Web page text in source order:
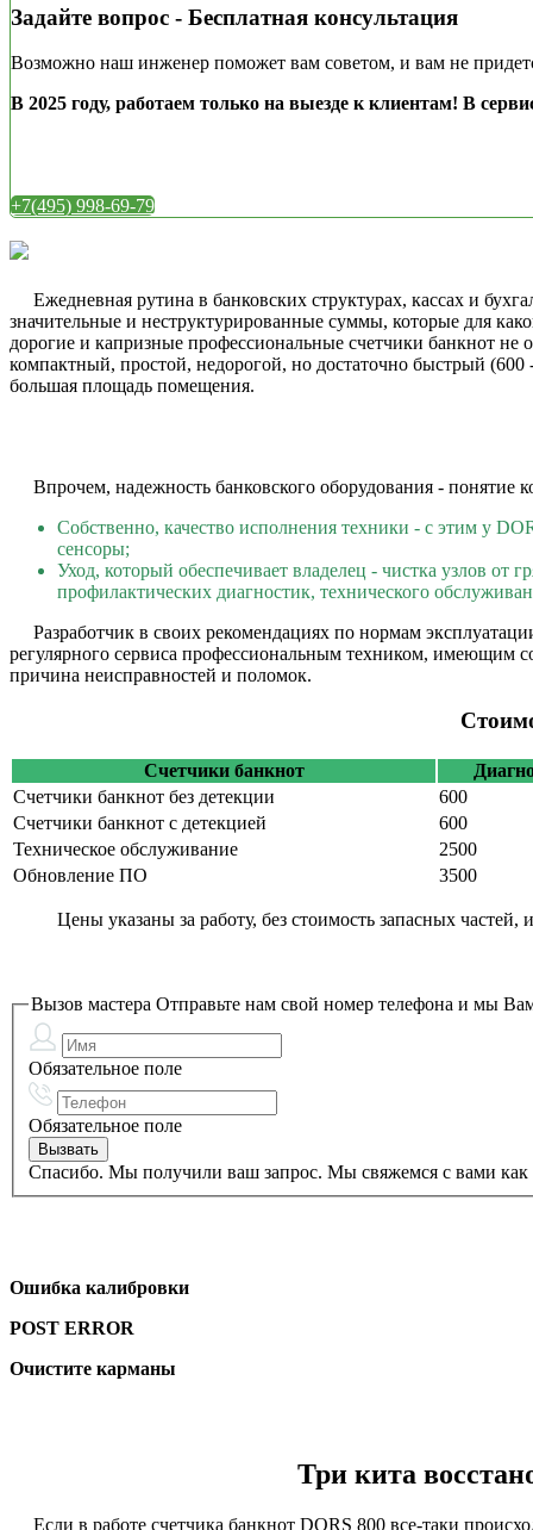
Задайте вопрос - Бесплатная консультация
Возможно наш инженер поможет вам советом, и вам не
В 2025 году, работаем только на выезде к клиентам! В
+7(495) 998-69-79
Ежедневная рутина в банковских структурах, кассах и
значительные и неструктурированные суммы, которые для
дорогие и капризные профессиональные счетчики банкнот
компактный, простой, недорогой, но достаточно быстрый
большая площадь помещения.
Впрочем, надежность банковского оборудования - понятие
Собственно, качество исполнения техники - с этим у
сенсоры;
Уход, который обеспечивает владелец - чистка узлов
профилактических диагностик, технического
Разработчик в своих рекомендациях по нормам
регулярного сервиса профессиональным техником, имеющим
причина неисправностей и поломок.
Счетчики банкнот
Счетчики банкнот без детекции
600
Счетчики банкнот с детекцией
600
Техническое обслуживание
2500
Обновление ПО
3500
Цены указаны за работу, без стоимость запасных
Вызов мастера Отправьте нам свой номер телефона и мы
Обязательное поле
Обязательное поле
Спасибо. Мы получили ваш запрос. Мы свяжемся с вами как
Ошибка калибровки
POST ERROR
Очистите карманы
Три кита
Если в работе счетчика банкнот DORS 800 все-таки